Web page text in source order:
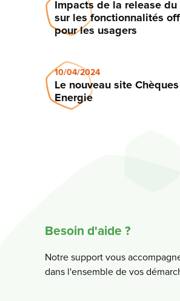
Impacts de la release du
sur les fonctionnalités
pour les usagers
10/04/2024
Le nouveau site Chèques
Energie
Besoin d'aide ?
Notre support vous
dans l'ensemble de vos